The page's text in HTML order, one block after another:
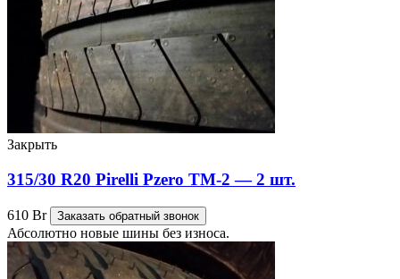
Закрыть
315/30 R20 Pirelli Pzero TM-2 — 2 шт.
610 Br Заказать обратный звонок
Абсолютно новые шины без износа.